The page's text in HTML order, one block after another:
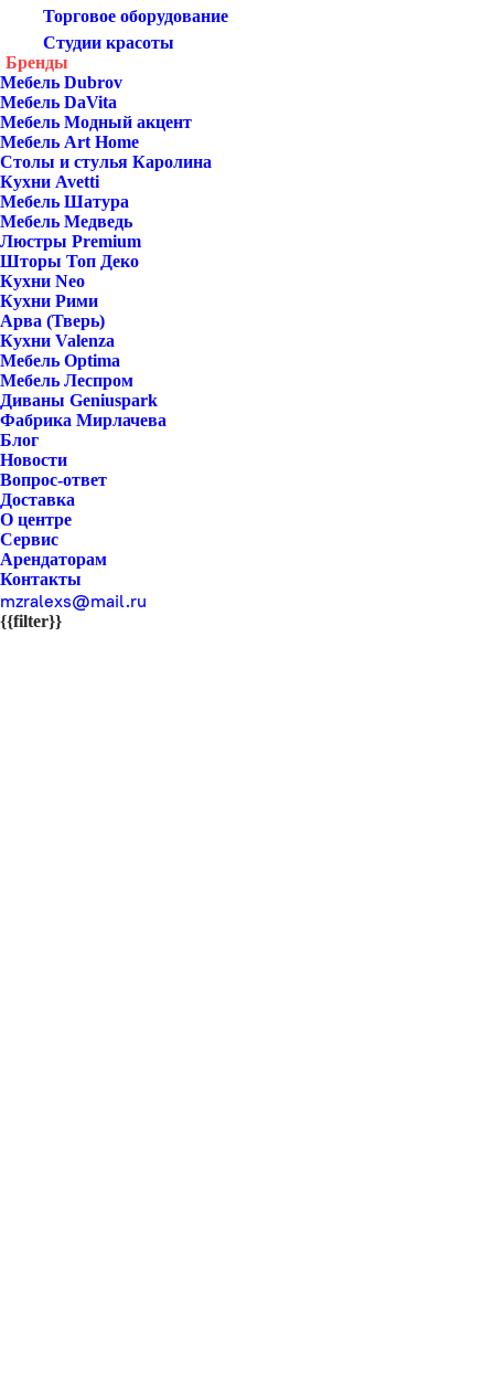
Торговое оборудование
Студии красоты
Бренды
Мебель Dubrov
Мебель DaVita
Мебель Модный акцент
Мебель Art Home
Столы и стулья Каролина
Кухни Avetti
Мебель Шатура
Мебель Медведь
Люстры Premium
Шторы Топ Деко
Кухни Neo
Кухни Рими
Арва (Тверь)
Кухни Valenza
Мебель Optima
Мебель Леспром
Диваны Geniuspark
Фабрика Мирлачева
Блог
Новости
Вопрос-ответ
Доставка
О центре
Сервис
Арендаторам
Контакты
mzralexs@mail.ru
{{filter}}